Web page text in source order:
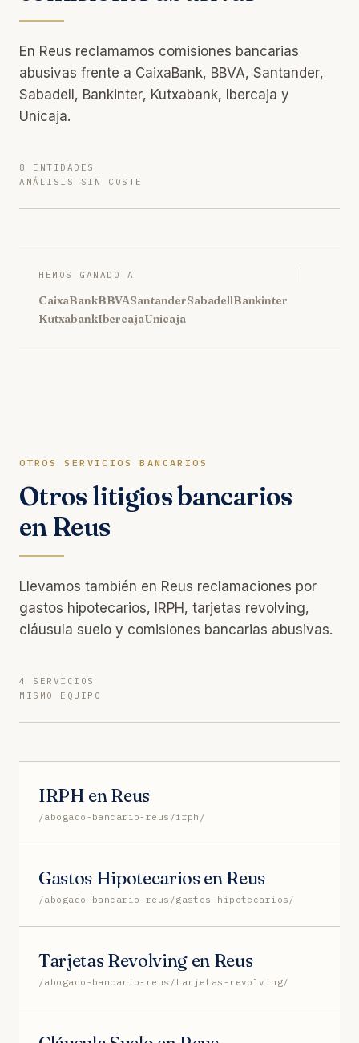
En Reus reclamamos comisiones bancarias
abusivas frente a CaixaBank, BBVA, Santander,
Sabadell, Bankinter, Kutxabank, Ibercaja y
Unicaja.
8 ENTIDADES
ANÁLISIS SIN COSTE
HEMOS GANADO A
CaixaBankBBVASantanderSabadellBankinter
KutxabankIbercajaUnicaja
OTROS SERVICIOS BANCARIOS
Otros litigios bancarios
en Reus
Llevamos también en Reus reclamaciones por
gastos hipotecarios, IRPH, tarjetas revolving,
cláusula suelo y comisiones bancarias abusivas.
4 SERVICIOS
MISMO EQUIPO
IRPH en Reus
/abogado-bancario-reus/irph/
Gastos Hipotecarios en Reus
/abogado-bancario-reus/gastos-hipotecarios/
Tarjetas Revolving en Reus
/abogado-bancario-reus/tarjetas-revolving/